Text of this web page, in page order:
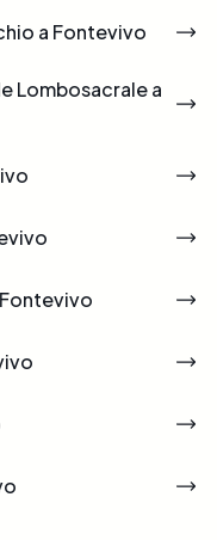
a Fontevivo
Lombosacrale a